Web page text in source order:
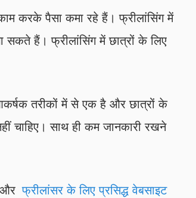
करके पैसा कमा रहे हैं। फ्रीलांसिंग में
हैं। फ्रीलांसिंग में छात्रों के लिए
तरीकों में से एक है और छात्रों के
चाहिए। साथ ही कम जानकारी रखने
और फ्रीलांसर के लिए प्रसिद्ध वेबसाइट